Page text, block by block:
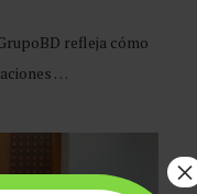
refleja cómo
…
×